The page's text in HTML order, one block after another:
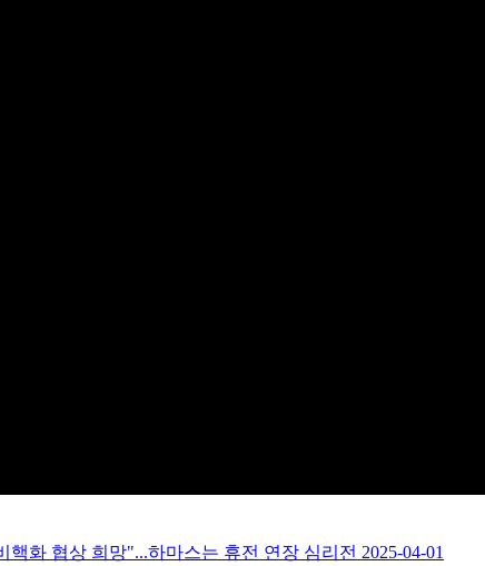
화 협상 희망"...하마스는 휴전 연장 심리전 2025-04-01